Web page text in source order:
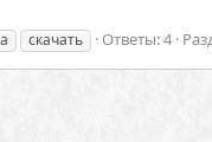
скачать Ответы: 4